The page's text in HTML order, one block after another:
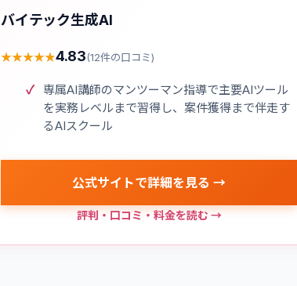
バイテック生成AI
★
★★
★★
★★
★★
★4.83(12件の口コミ)
専属AI講師のマンツーマン指導で主要AIツール
を実務レベルまで習得し、案件獲得まで伴走す
るAIスクール
公式サイトで詳細を見る →
評判・口コミ・料金を読む →